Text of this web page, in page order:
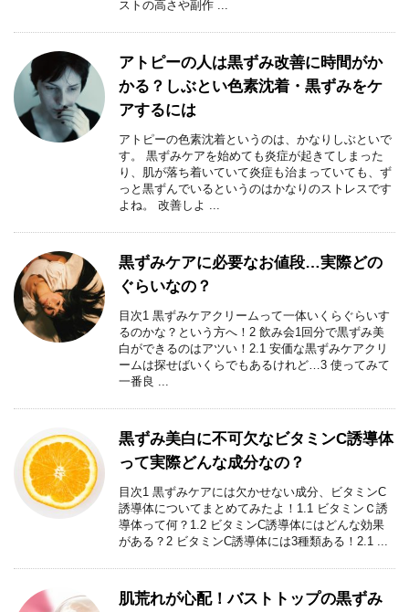
ストの高さや副作 ...
アトピーの人は黒ずみ改善に時間がか
かる？しぶとい色素沈着・黒ずみをケ
アするには
アトピーの色素沈着というのは、かなりしぶといで
す。 黒ずみケアを始めても炎症が起きてしまった
り、肌が落ち着いていて炎症も治まっていても、ず
っと黒ずんでいるというのはかなりのストレスです
よね。 改善しよ ...
黒ずみケアに必要なお値段…実際どの
ぐらいなの？
目次1 黒ずみケアクリームって一体いくらぐらいす
るのかな？という方へ！2 飲み会1回分で黒ずみ美
白ができるのはアツい！2.1 安価な黒ずみケアクリ
ームは探せばいくらでもあるけれど…3 使ってみて
一番良 ...
黒ずみ美白に不可欠なビタミンC誘導体
って実際どんな成分なの？
目次1 黒ずみケアには欠かせない成分、ビタミンC
誘導体についてまとめてみたよ！1.1 ビタミンＣ誘
導体って何？1.2 ビタミンC誘導体にはどんな効果
がある？2 ビタミンC誘導体には3種類ある！2.1 ...
肌荒れが心配！バストトップの黒ずみ